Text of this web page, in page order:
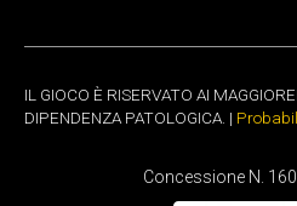
IL GIOCO È RISERVATO AI
DIPENDENZA PATOLOGICA. |
Concessione N.